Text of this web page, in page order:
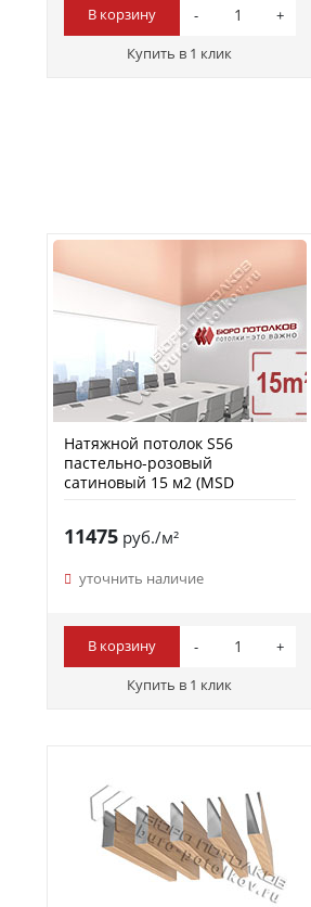
В корзину
Купить в 1 клик
Натяжной потолок S56
пастельно-розовый
сатиновый 15 м2 (MSD
11475руб./м²
уточнить наличие
В корзину
Купить в 1 клик